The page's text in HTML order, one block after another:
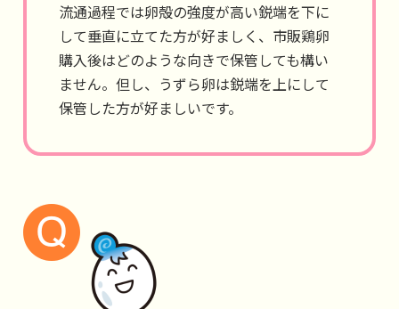
流通過程では卵殻の強度が高い鋭端を下に
して垂直に立てた方が好ましく、市販鶏卵
購入後はどのような向きで保管しても構い
ません。但し、うずら卵は鋭端を上にして
保管した方が好ましいです。